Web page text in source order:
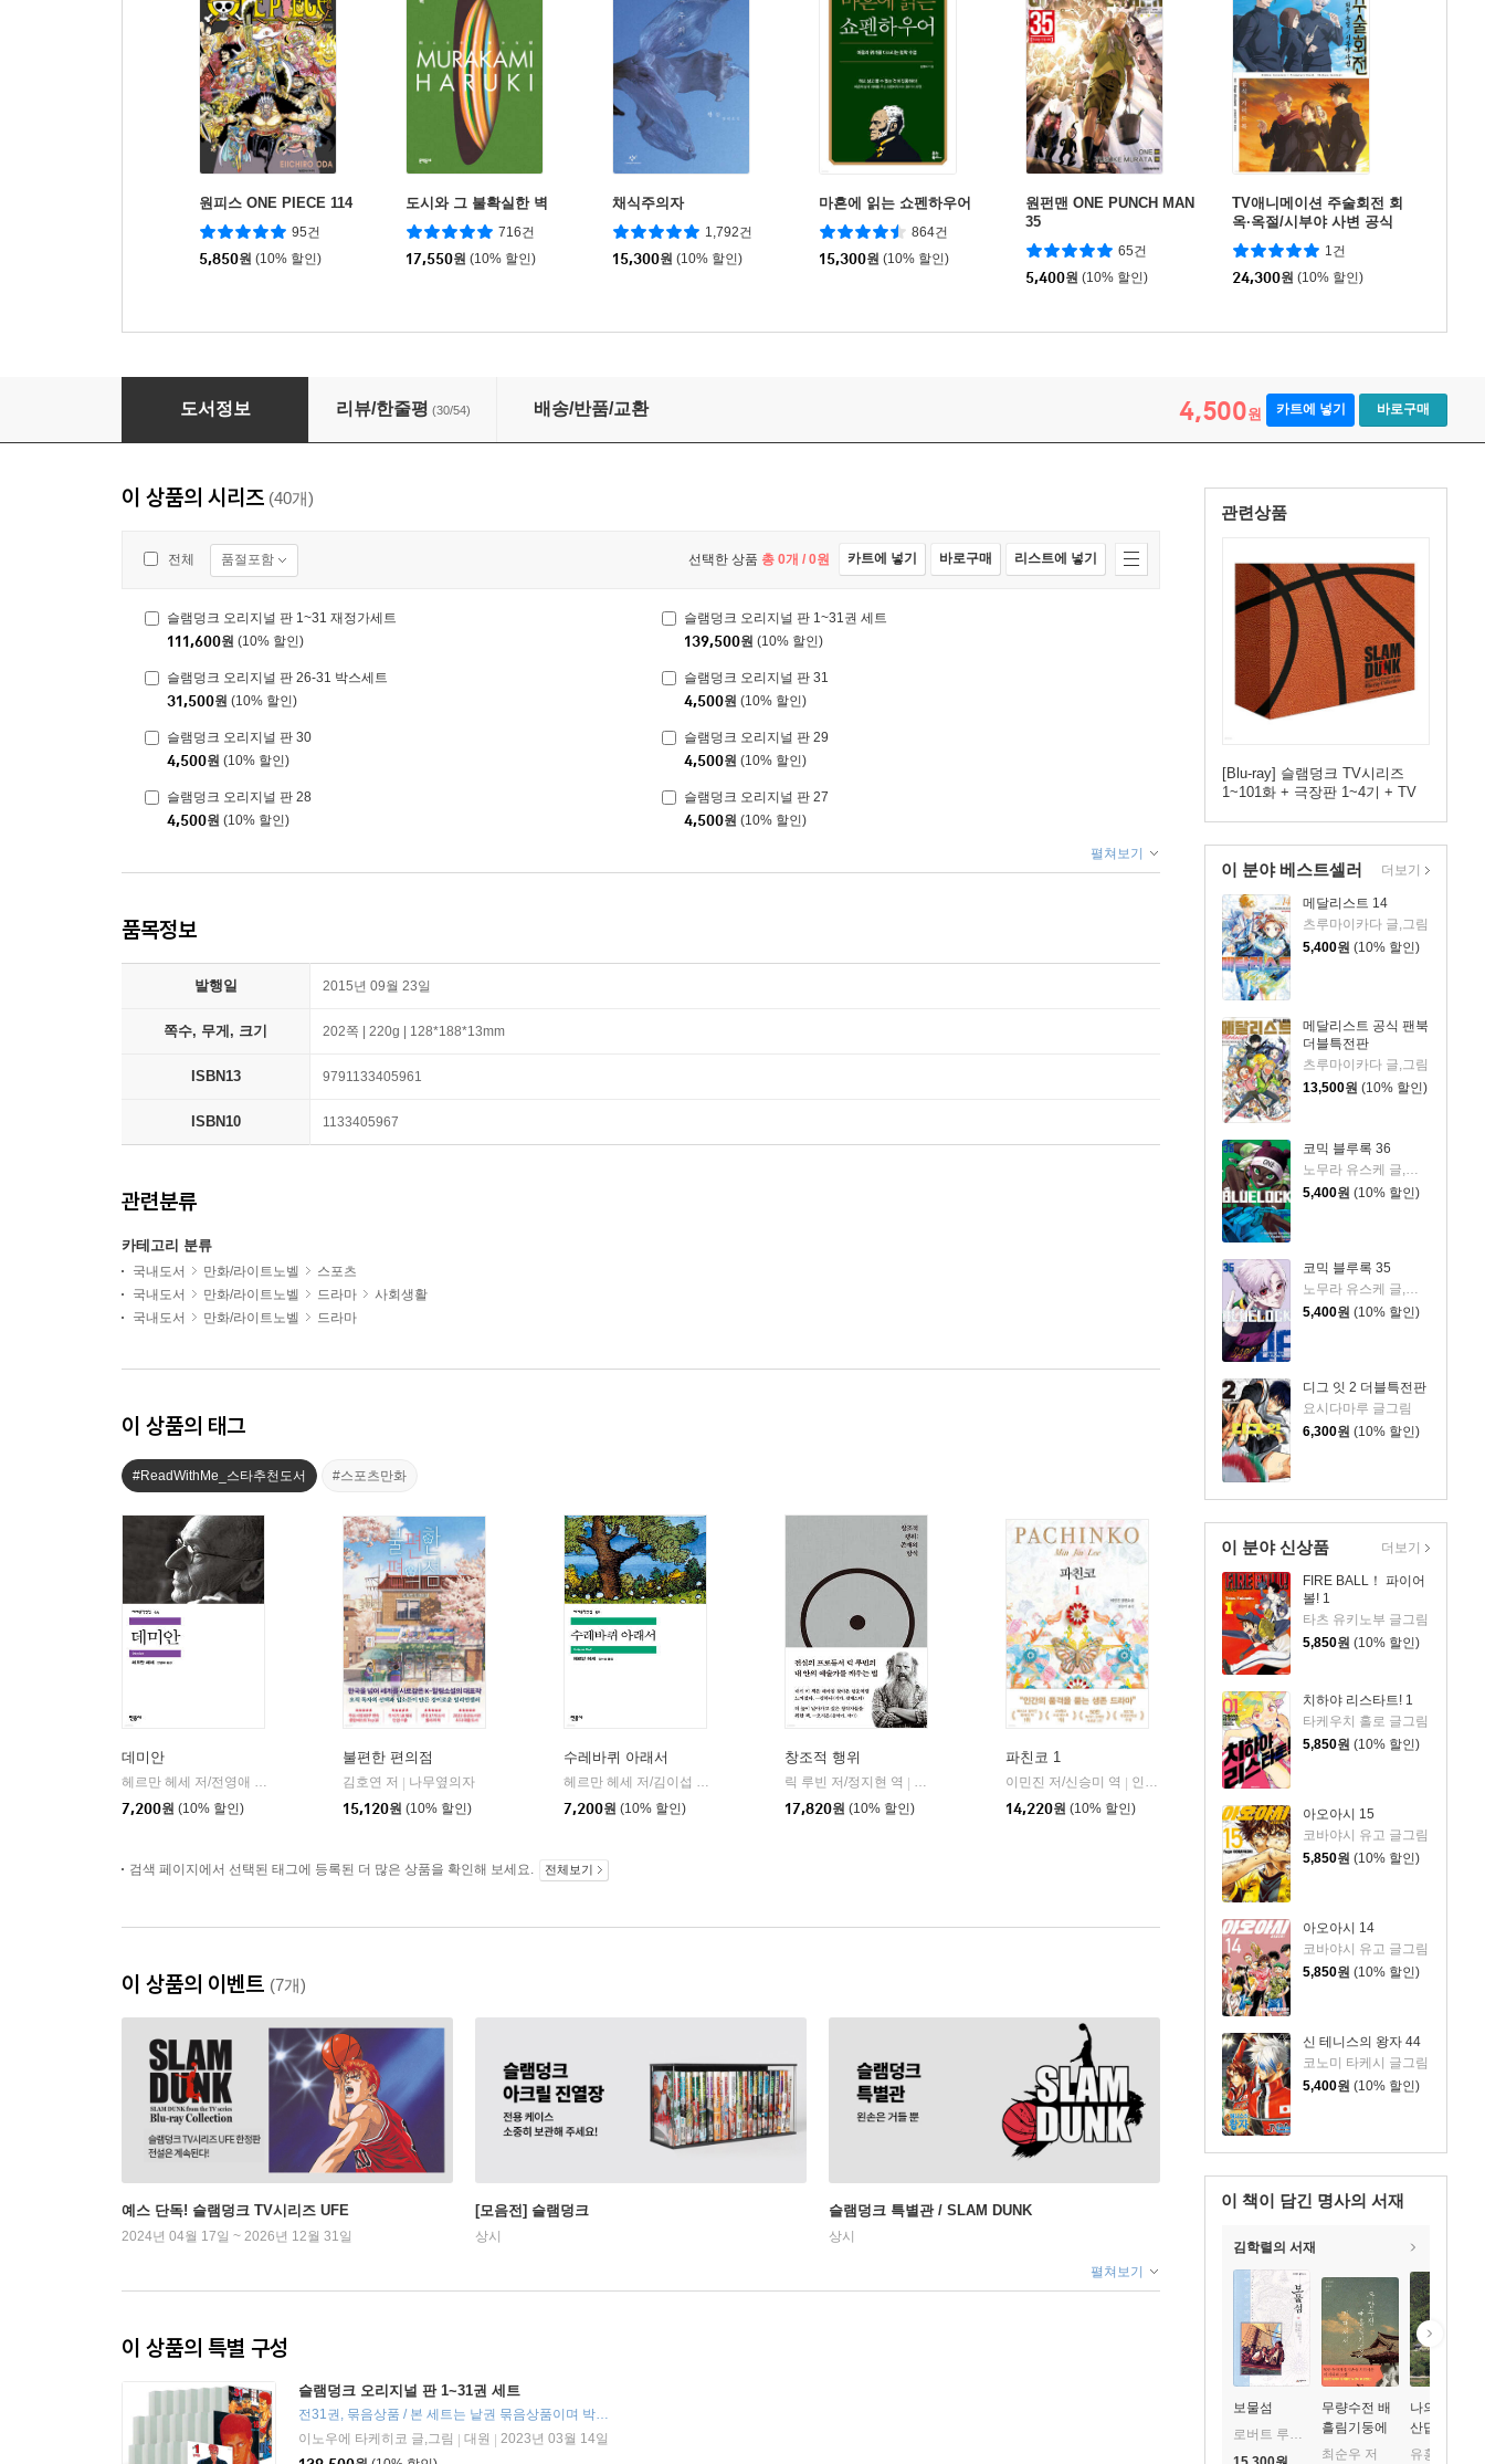
원피스 ONE PIECE 114
95건
5,850원 (10% 할인)
도시와 그 불확실한 벽
716건
17,550원 (10% 할인)
채식주의자
1,792건
15,300원 (10% 할인)
마흔에 읽는 쇼펜하우어
864건
15,300원 (10% 할인)
원펀맨 ONE PUNCH MAN
35
65건
5,400원 (10% 할인)
TV애니메이션 주술회전 회
옥·옥절/시부야 사변 공식
가이드북
1건
24,300원 (10% 할인)
슬램덩크 오리지널 판 1
도서정보 리뷰/한줄평 (30/54) 배송/반품/교환 4,500원 카트에 넣기 바로구매
관련상품
[Blu-ray] 슬램덩크 TV시리즈
1~101화 + 극장판 1~4기 + TV
루레이
이 분야 베스트셀러
메달리스트 14
츠루마이카다 글,그림
5,400원 (10% 할인)
메달리스트 공식 팬북
더블특전판
츠루마이카다 글,그림
13,500원 (10% 할인)
코믹 블루록 36
5,400원 (10% 할인)
코믹 블루록 35
5,400원 (10% 할인)
디그 잇 2 더블특전판
요시다마루 글그림
6,300원 (10% 할인)
더보기
이 분야 신상품
FIRE BALL！ 파이어
볼! 1
타츠 유키노부 글그림
5,850원 (10% 할인)
치하야 리스타트! 1
타케우치 홀로 글그림
5,850원 (10% 할인)
아오아시 15
코바야시 유고 글그림
5,850원 (10% 할인)
아오아시 14
코바야시 유고 글그림
5,850원 (10% 할인)
신 테니스의 왕자 44
코노미 타케시 글그림
5,400원 (10% 할인)
더보기
이 책이 담긴 명사의 서재
김학렬의 서재
보물섬
무량수전 배
흘림기둥에
기대서서
최순우 저
나의 문화유
산답사기 : 산
사 순례
유홍준 저
이 상품의 시리즈 (40개)
전체 품절포함 선택한 상품 총 0개 / 0원 카트에 넣기 바로구매 리스트에 넣기
슬램덩크 오리지널 판 1~31 재정가세트
111,600원 (10% 할인)
슬램덩크 오리지널 판 1~31권 세트
139,500원 (10% 할인)
슬램덩크 오리지널 판 26-31 박스세트
31,500원 (10% 할인)
슬램덩크 오리지널 판 31
4,500원 (10% 할인)
슬램덩크 오리지널 판 30
4,500원 (10% 할인)
슬램덩크 오리지널 판 29
4,500원 (10% 할인)
슬램덩크 오리지널 판 28
4,500원 (10% 할인)
슬램덩크 오리지널 판 27
4,500원 (10% 할인)
펼쳐보기
품목정보
발행일 2015년 09월 23일
쪽수, 무게, 크기 202쪽 | 220g | 128*188*13mm
ISBN13 9791133405961
ISBN10 1133405967
관련분류
카테고리 분류
국내도서 만화/라이트노벨
스포츠
국내도서
만화/라이트노벨 드라마
사회생활
국내도서
만화/라이트노벨 드라마
이 상품의 태그
#ReadWithMe_스타추천도서 #스포츠만화
데미안
헤르만 헤세 저/전영애 역
7,200원 (10% 할인)
불편한 편의점
김호연 저
나무옆의자
15,120원 (10% 할인)
수레바퀴 아래서
헤르만 헤세 저/김이섭 역
7,200원 (10% 할인)
창조적 행위
릭 루빈 저/정지현 역
코쿤북스
17,820원 (10% 할인)
파친코 1
이민진 저/신승미 역
인플루엔셜
14,220원 (10% 할인)
검색 페이지에서 선택된 태그에 등록된 더 많은 상품을 확인해 보세요. 전체보기
이 상품의 이벤트 (7개)
예스 단독! 슬램덩크 TV시리즈 UFE
2024년 04월 17일 ~ 2026년 12월 31일
[모음전] 슬램덩크
상시
슬램덩크 특별관 / SLAM DUNK
상시
펼쳐보기
이 상품의 특별 구성
슬램덩크 오리지널 판 1~31권 세트
전31권, 묶음상품 / 본 세트는 낱권 묶음상품이며 박스가 포함되어있지 않습니다. , 완결
이노우에 타케히코 글,그림
대원
2023년 03월 14일